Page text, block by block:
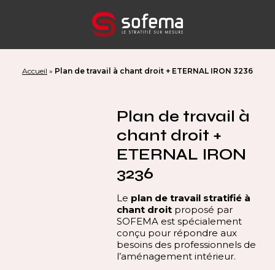
Accueil » Plan de travail à chant droit + ETERNAL IRON 3236
Plan de travail à
chant droit +
ETERNAL IRON
3236
Le plan de travail stratifié à
chant droit proposé par
SOFEMA est spécialement
conçu pour répondre aux
besoins des professionnels de
l’aménagement intérieur.